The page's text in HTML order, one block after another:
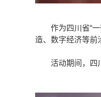
作为四川省“一
造、数字经济等前
活动期间，四川